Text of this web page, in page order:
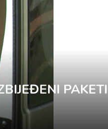
PAKETI